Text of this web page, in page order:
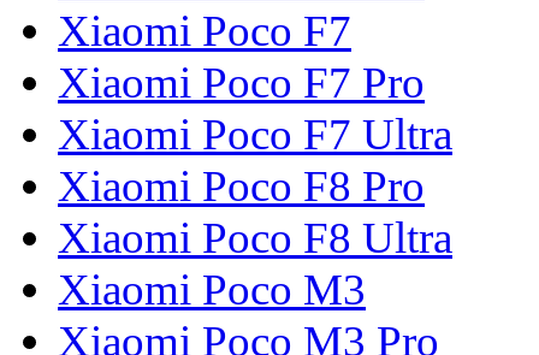
Xiaomi Poco F7
Xiaomi Poco F7 Pro
Xiaomi Poco F7 Ultra
Xiaomi Poco F8 Pro
Xiaomi Poco F8 Ultra
Xiaomi Poco M3
Xiaomi Poco M3 Pro